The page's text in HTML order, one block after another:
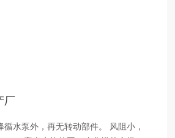
厂
水泵外，再无转动部件。 风阻小，